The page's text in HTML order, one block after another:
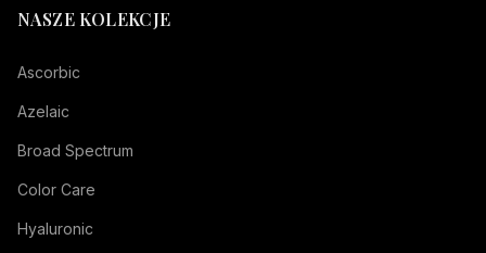
NASZE KOLEKCJE
Ascorbic
Azelaic
Broad Spectrum
Color Care
Hyaluronic